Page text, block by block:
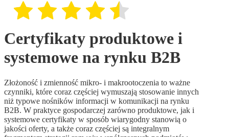
Certyfikaty produktowe i
systemowe na rynku B2B
Złożoność i zmienność mikro- i makrootoczenia to ważne
czynniki, które coraz częściej wymuszają stosowanie innych
niż typowe nośników informacji w komunikacji na rynku
B2B. W praktyce gospodarczej zarówno produktowe, jak i
systemowe certyfikaty w sposób wiarygodny stanowią o
jakości oferty, a także coraz częściej są integralnym